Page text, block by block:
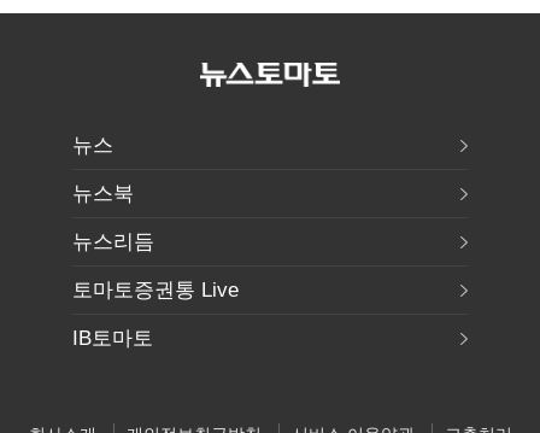
ESS 시장 공략
전성시대
서비스로 승부”
뉴스
뉴스북
뉴스리듬
토마토증권통 Live
IB토마토